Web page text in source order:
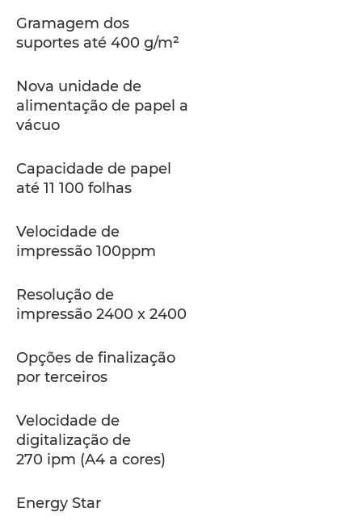
Gramagem dos
suportes até 400 g/m²
Nova unidade de
alimentação de papel a
vácuo
Capacidade de papel
até 11 100 folhas
Velocidade de
impressão 100ppm
Resolução de
impressão 2400 x 2400
Opções de finalização
por terceiros
Velocidade de
digitalização de
270 ipm (A4 a cores)
Energy Star